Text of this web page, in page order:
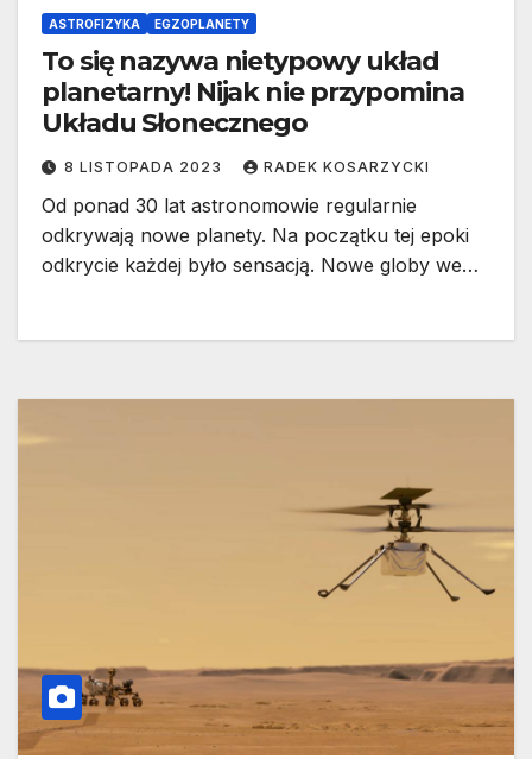
ASTROFIZYKA EGZOPLANETY
To się nazywa nietypowy układ
planetarny! Nijak nie przypomina
Układu Słonecznego
8 LISTOPADA 2023 RADEK KOSARZYCKI
Od ponad 30 lat astronomowie regularnie
odkrywają nowe planety. Na początku tej epoki
odkrycie każdej było sensacją. Nowe globy we…